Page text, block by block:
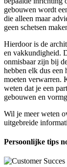
gebouwen wordt
die alleen maar
geen schetsen
Hierdoor is de
en vakkundigheid.
onmisbaar zijn bij
hebben elk dus een
moeten verwarren.
weten dat je een
gebouwen en
Wil je meer weten
uitgebreide
Persoonlijke tips